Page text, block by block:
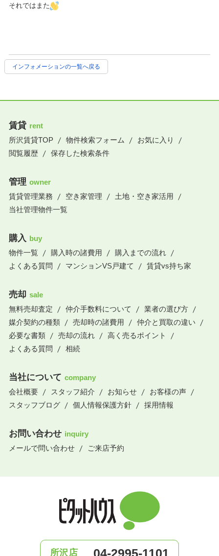
それではまた
インフォメーションの一覧へ戻る
賃貸 rent
所沢賃貸TOP
物件検索フォーム
お気に入り
閲覧履歴
保存した検索条件
管理 owner
賃貸管理業務
空き家管理
土地・空き家活用
当社管理物件一覧
購入 buy
物件一覧
購入時の諸費用
購入までの流れ
よくある質問
マンションVS戸建て 賃貸vs持ち家
売却 sale
無料売却査定
仲介手数料について
業者の選び方
媒介契約の種類
売却時の諸費用
仲介と買取の違い
必要な書類
売却の流れ
高く売るポイント
よくある質問
相続
当社について company
会社概要
スタッフ紹介 お知らせ
お客様の声
スタッフブログ
個人情報保護方針 採用情報
お問い合わせ inquiry
メールで問い合わせ
ご来店予約
所沢店 04-2995-1101